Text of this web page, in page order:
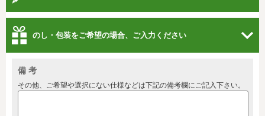
のし・包装をご希望の場合、ご入力ください
備 考
その他、ご希望や選択にない仕様などは下記の備考欄にご記入下さい。